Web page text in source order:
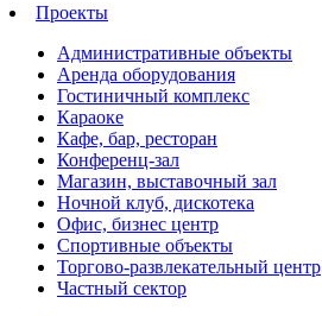
Проекты
Административные объекты
Аренда оборудования
Гостиничный комплекс
Караоке
Кафе, бар, ресторан
Конференц-зал
Магазин, выставочный зал
Ночной клуб, дискотека
Офис, бизнес центр
Спортивные объекты
Торгово-развлекательный центр
Частный сектор